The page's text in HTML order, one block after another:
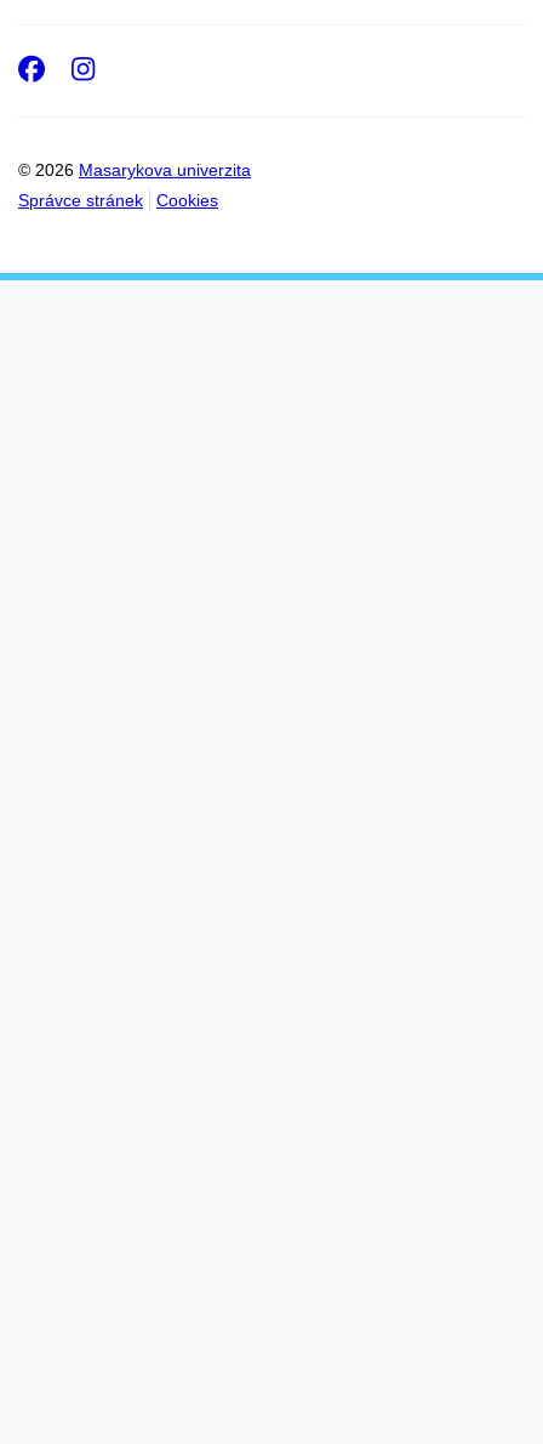
© 2026 Masarykova univerzita
Správce stránek
Cookies
Facebook
Instagram